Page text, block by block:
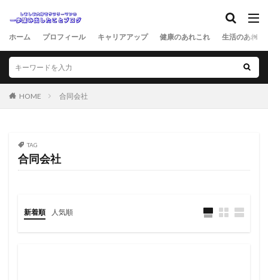
ホーム プロフィール キャリアアップ 健康のあれこれ 生活のあれこ
HOME 合同会社
TAG
合同会社
新着順 人気順